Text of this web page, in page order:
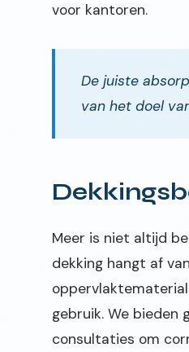
voor kantoren.
De juiste
van het doel
Meer is niet altijd
dekking hangt af
gebruik. We bieden
consultaties om